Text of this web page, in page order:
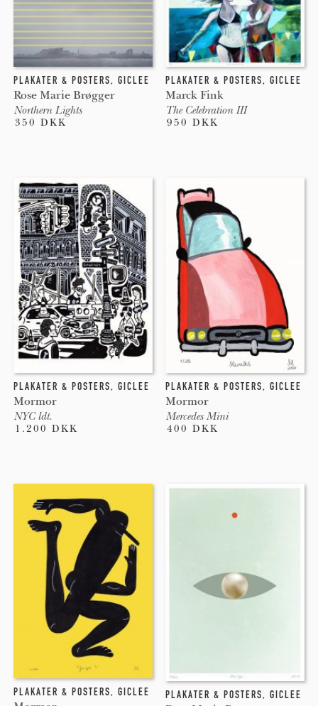
PLAKATER & POSTERS, GICLEE
Rose Marie Brøgger
Northern Lights
350 DKK
PLAKATER & POSTERS, GICLEE
Mormor
NYC ldt.
1.200 DKK
PLAKATER & POSTERS, GICLEE
PLAKATER & POSTERS, GICLEE
Marck Fink
The Celebration III
950 DKK
PLAKATER & POSTERS, GICLEE
Mormor
Mercedes Mini
400 DKK
PLAKATER & POSTERS, GICLEE